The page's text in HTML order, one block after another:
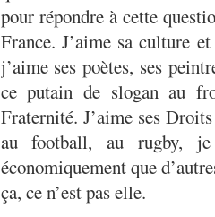
pour répondre à cette
France. J’aime sa culture
j’aime ses poètes, ses
ce putain de slogan au
Fraternité. J’aime ses
au football, au rugby,
économiquement que
ça, ce n’est pas elle.